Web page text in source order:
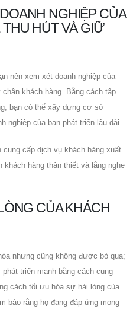
NGHIỆP CỦA
HÚT VÀ GIỮ
nên xem xét doanh nghiệp của
khách hàng. Bằng cách tập
bạn có thể xây dựng cơ sở
nghiệp của bạn phát triển lâu dài.
cấp dịch vụ khách hàng xuất
hàng thân thiết và lắng nghe
CỦA KHÁCH
nhưng cũng không được bỏ qua;
triển mạnh bằng cách cung
cách tối ưu hóa sự hài lòng của
bảo rằng họ đang đáp ứng mong